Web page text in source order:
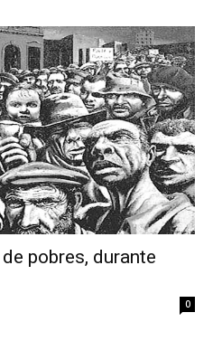
pobres, durante
0